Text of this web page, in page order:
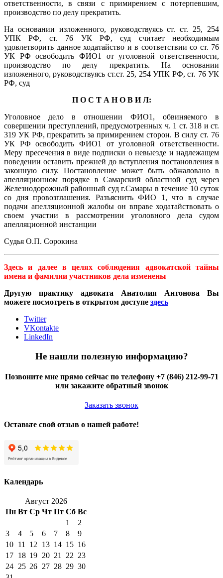
ответственности, в связи с примирением с потерпевшим,
производство по делу прекратить.
На основании изложенного, руководствуясь ст. ст. 25, 254
УПК РФ, ст. 76 УК РФ, суд считает необходимым
удовлетворить данное ходатайство и в соответствии со ст. 76
УК РФ освободить ФИО1 от уголовной ответственности,
производство по делу прекратить. На основании
изложенного, руководствуясь ст.ст. 25, 254 УПК РФ, ст. 76 УК
РФ, суд
П О С Т А Н О В И Л:
Уголовное дело в отношении ФИО1, обвиняемого в
совершении преступлений, предусмотренных ч. 1 ст. 318 и ст.
319 УК РФ, прекратить за примирением сторон. В силу ст. 76
УК РФ освободить ФИО1 от уголовной ответственности.
Меру пресечения в виде подписки о невыезде и надлежащем
поведении оставить прежней до вступления постановления в
законную силу. Постановление может быть обжаловано в
апелляционном порядке в Самарский областной суд через
Железнодорожный районный суд г.Самары в течение 10 суток
со дня провозглашения. Разъяснить ФИО 1, что в случае
подачи апелляционной жалобы он вправе ходатайствовать о
своем участии в рассмотрении уголовного дела судом
апелляционной инстанции
Судья О.П. Сорокина
Здесь и далее в целях соблюдения адвокатской тайны
имена и фамилии участников дела изменены
Другую практику адвоката Анатолия Антонова Вы
можете посмотреть в открытом доступе здесь
Twitter
VKontakte
LinkedIn
Не нашли полезную информацию?
Позвоните мне прямо сейчас по телефону +7 (846) 212-99-71
или закажите обратный звонок
Заказать звонок
Оставьте свой отзыв о нашей работе!
Календарь
Август 2026
Пн Вт Ср Чт Пт Сб Вс
1
2
3
4 5 6 7 8
9
10 11 12 13 14 15 16
17 18 19 20 21 22 23
24 25 26 27 28 29 30